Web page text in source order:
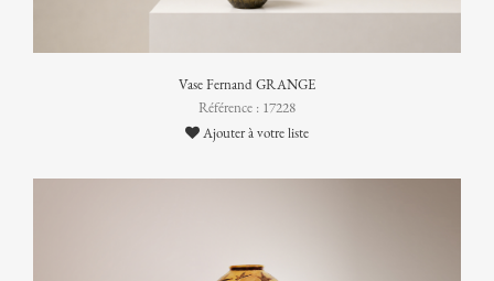
Vase Fernand GRANGE
Référence : 17228
Ajouter à votre liste